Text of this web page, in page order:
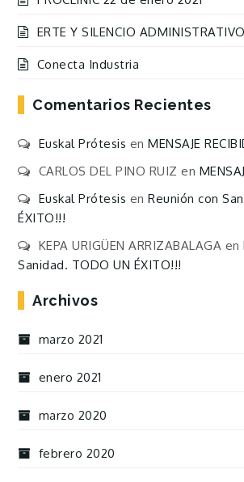
ERTE Y SILENCIO ADMINISTRATIVO
Conecta Industria
Comentarios Recientes
Euskal Prótesis enMENSAJE
CARLOS DEL PINO RUIZ en
Euskal Prótesis enReunión con
ÉXITO!!!
KEPA URIGÜEN ARRIZABALAGA en
Sanidad. TODO UN ÉXITO!!!
Archivos
marzo 2021
enero 2021
marzo 2020
febrero 2020